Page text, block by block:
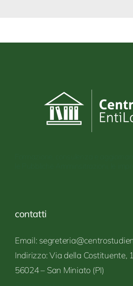
contatti
Email:
Indirizzo: Via della Costituente,
56024 – San Miniato (PI)